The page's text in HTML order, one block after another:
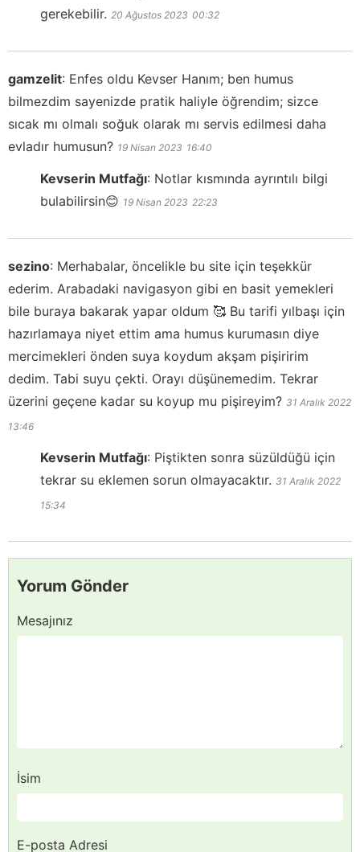
gerekebilir. 20 Ağustos 2023 00:32
gamzelit: Enfes oldu Kevser Hanım; ben humus
bilmezdim sayenizde pratik haliyle öğrendim; sizce
sıcak mı olmalı soğuk olarak mı servis edilmesi daha
evladır humusun? 19 Nisan 2023 16:40
Kevserin Mutfağı: Notlar kısmında ayrıntılı bilgi
bulabilirsin😊 19 Nisan 2023 22:23
sezino: Merhabalar, öncelikle bu site için teşekkür
ederim. Arabadaki navigasyon gibi en basit yemekleri
bile buraya bakarak yapar oldum 🥰 Bu tarifi yılbaşı için
hazırlamaya niyet ettim ama humus kurumasın diye
mercimekleri önden suya koydum akşam pişiririm
dedim. Tabi suyu çekti. Orayı düşünemedim. Tekrar
üzerini geçene kadar su koyup mu pişireyim? 31 Aralık 2022
13:46
Kevserin Mutfağı: Piştikten sonra süzüldüğü için
tekrar su eklemen sorun olmayacaktır. 31 Aralık 2022
15:34
Yorum Gönder
Mesajınız
İsim
E-posta Adresi